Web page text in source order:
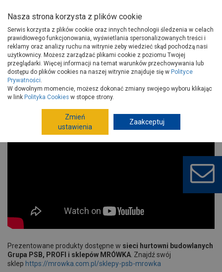
Strona główna Porady Wyposażenie
Łazienka
Baterie łazienkowe ALGEO BLACK - Czarny design od FERRO!
Baterie łazienkowe ALGEO BLACK -
Czarny design od FERRO!
Prezentowane produkty dostępne w sieci hurtowni budowlanych
Grupa PSB, PROFI i sklepów MRÓWKA . Znajdź swój
sklep https://mrowka.com.pl/sklepy-psb-mrowka
Nasza strona korzysta z plików cookie
Serwis korzysta z plików cookie oraz innych technologii śledzenia w celach
prawidłowego funkcjonowania, wyświetlania spersonalizowanych treści i
reklamy oraz analizy ruchu na witrynie żeby wiedzieć skąd pochodzą nasi
użytkownicy. Możesz zarządzać plikami cookie z poziomu Twojej
przeglądarki. Więcej informacji na temat warunków przechowywania lub
dostępu do plików cookies na naszej witrynie znajduje się w Polityce
Prywatności.
W dowolnym momencie, możesz dokonać zmiany swojego wyboru klikając
w link Polityka Cookies w stopce strony.
Zmień
ustawienia
Zaakceptuj